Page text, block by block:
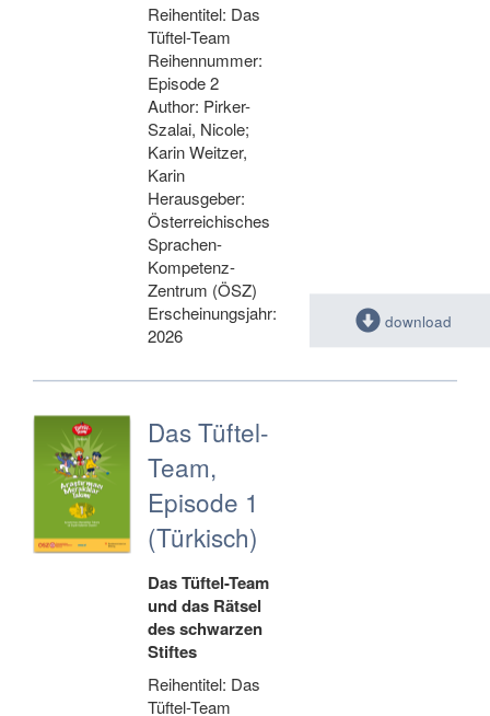
Reihentitel: Das
Tüftel-Team
Reihennummer:
Episode 2
Author: Pirker-
Szalai, Nicole;
Karin Weitzer,
Karin
Herausgeber:
Österreichisches
Sprachen-
Kompetenz-
Zentrum (ÖSZ)
Erscheinungsjahr:
2026
download
Das Tüftel-
Team,
Episode 1
(Türkisch)
Das Tüftel-Team
und das Rätsel
des schwarzen
Stiftes
Reihentitel: Das
Tüftel-Team